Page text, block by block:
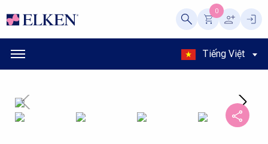
0
Tiếng Việt